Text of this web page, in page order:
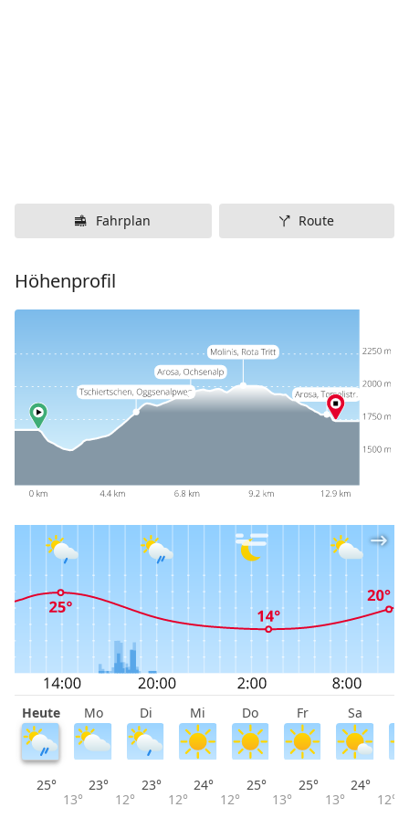
Fahrplan Route
Höhenprofil
Heute Mo Di Mi Do Fr Sa
25°
13°
23°
12°
23°
12°
24°
12°
25°
13°
25°
13°
24°
12°